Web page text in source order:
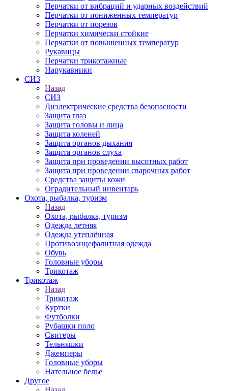
Перчатки от вибраций и ударных воздействий
Перчатки от пониженных температур
Перчатки от порезов
Перчатки химически стойкие
Перчатки от повышенных температур
Рукавицы
Перчатки трикотажные
Нарукавники
СИЗ
Назад
СИЗ
Диэлектрические средства безопасности
Защита глаз
Защита головы и лица
Защита коленей
Защита органов дыхания
Защита органов слуха
Защита при проведении высотных работ
Защита при проведении сварочных работ
Средства защиты кожи
Оградительный инвентарь
Охота, рыбалка, туризм
Назад
Охота, рыбалка, туризм
Одежда летняя
Одежда утеплённая
Противоэнцефалитная одежда
Обувь
Головные уборы
Трикотаж
Трикотаж
Назад
Трикотаж
Куртки
Футболки
Рубашки поло
Свитеры
Тельняшки
Джемперы
Головные уборы
Нательное белье
Другое